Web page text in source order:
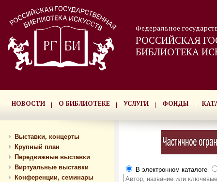
Федеральное
РОССИЙСКАЯ
БИБЛИОТЕКА
НОВОСТИ О БИБЛИОТЕКЕ УСЛУГИ ФОНДЫ
Выставки, концерты
Крупный план
Передвижные выставки
Виртуальные выставки
Конференции, семинары
В электронном каталоге